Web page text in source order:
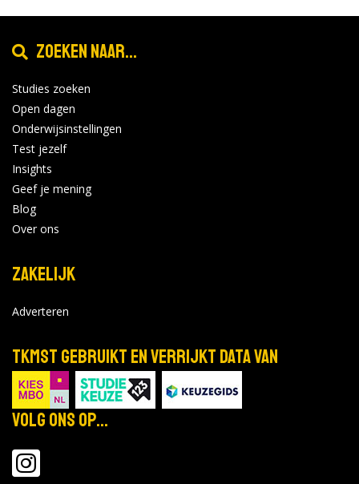
Zoeken naar...
Studies zoeken
Open dagen
Onderwijsinstellingen
Test jezelf
Insights
Geef je mening
Blog
Over ons
Zakelijk
Adverteren
TKMST gebruikt en verrijkt data van
Volg ons op...